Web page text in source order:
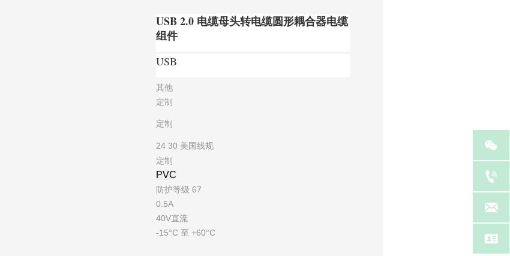
USB 2.0 电缆母头转电缆圆形耦合器电缆
组件
USB
其他
定制
定制
24 30 美国线规
定制
PVC
防护等级 67
0.5A
40V直流
-15°C 至 +60°C



